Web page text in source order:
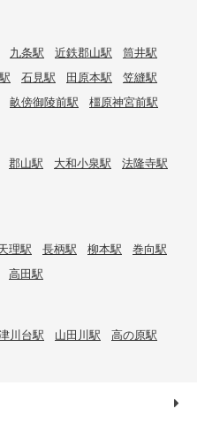
九条駅 近鉄郡山駅
筒井駅
石見駅 田原本駅
笠縫駅
畝傍御陵前駅 橿原神宮前駅
郡山駅 大和小泉駅
法隆寺駅
理駅 長柄駅 柳本駅
巻向駅
高田駅
川台駅 山田川駅
高の原駅